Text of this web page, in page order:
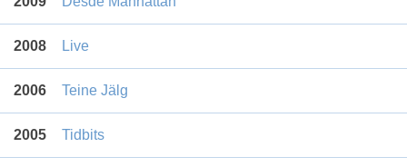
2008 Live
2006 Teine Jälg
2005 Tidbits